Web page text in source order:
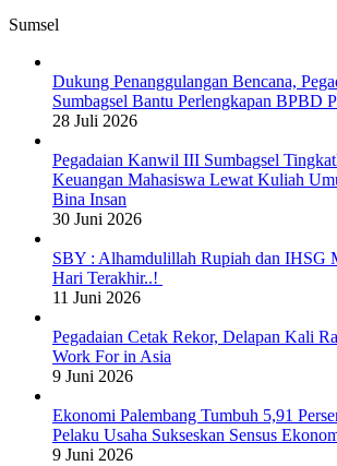
Sumsel
Dukung Penanggulangan Bencana,
Sumbagsel Bantu Perlengkapan BPBD
28 Juli 2026
Pegadaian Kanwil III Sumbagsel
Keuangan Mahasiswa Lewat Kuliah
Bina Insan
30 Juni 2026
SBY : Alhamdulillah Rupiah dan IHSG
Hari Terakhir..!
11 Juni 2026
Pegadaian Cetak Rekor, Delapan Kali
Work For in Asia
9 Juni 2026
Ekonomi Palembang Tumbuh 5,91
Pelaku Usaha Sukseskan Sensus
9 Juni 2026